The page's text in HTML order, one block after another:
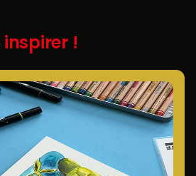
inspirer !